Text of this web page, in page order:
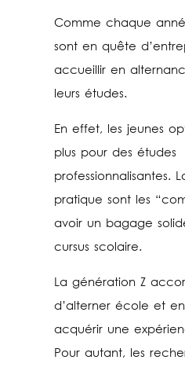
Comme chaque
sont en quête
accueillir en
leurs études.
En effet, les jeunes
plus pour des études
professionnalisantes.
pratique sont les
avoir un bagage
cursus scolaire.
La génération Z
d’alterner école et
acquérir une
Pour autant, les